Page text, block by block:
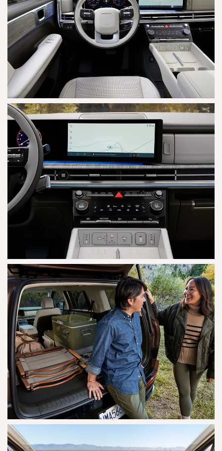
AGRANDAR
AGRANDAR
AGRANDAR